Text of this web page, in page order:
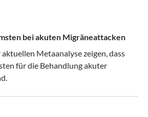
bei akuten Migräneattacken
Metaanalyse zeigen, dass
für die Behandlung akuter